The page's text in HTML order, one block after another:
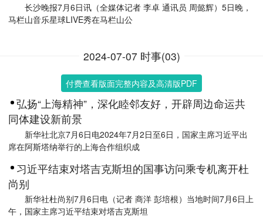
长沙晚报7月6日讯（全媒体记者 李卓 通讯员 周懿辉）5日晚，
马栏山音乐星球LIVE秀在马栏山公
2024-07-07 时事(03)
付费查看版面完整内容及高清版PDF
弘扬“上海精神”，深化睦邻友好，开辟周边命运共
同体建设新前景
新华社北京7月6日电2024年7月2日至6日，国家主席习近平出
席在阿斯塔纳举行的上海合作组织成
习近平结束对塔吉克斯坦的国事访问乘专机离开杜
尚别
新华社杜尚别7月6日电（记者 商洋 彭培根）当地时间7月6日上
午，国家主席习近平结束对塔吉克斯坦